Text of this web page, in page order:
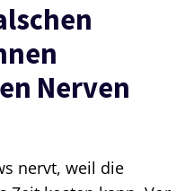
Nerven
nervt, weil die